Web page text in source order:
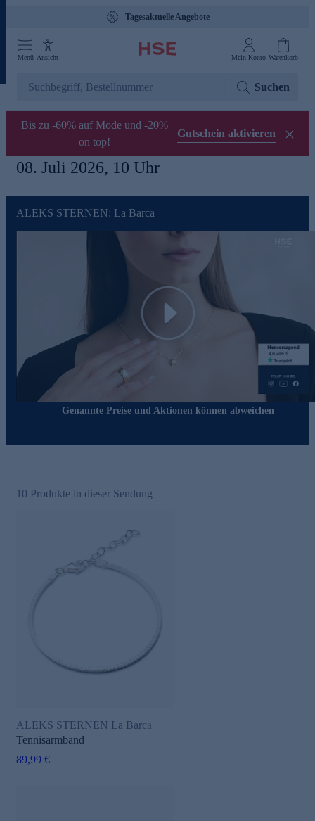
Tagesaktuelle Angebote
Menü Ansicht Mein Konto Warenkorb
Suchen
Bis zu -60% auf Mode und -20%
on top!
Gutschein aktivieren
08. Juli 2026, 10 Uhr
ALEKS STERNEN: La Barca
Play
Genannte Preise und Aktionen können abweichen
10 Produkte in dieser Sendung
ALEKS STERNEN La Barca
Tennisarmband
89,99 €